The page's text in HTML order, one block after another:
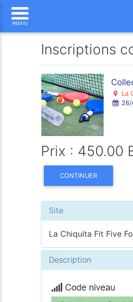
Inscriptions
La
Prix : 450.00
CONTINUER
Site
La Chiquita Fit Five
Description